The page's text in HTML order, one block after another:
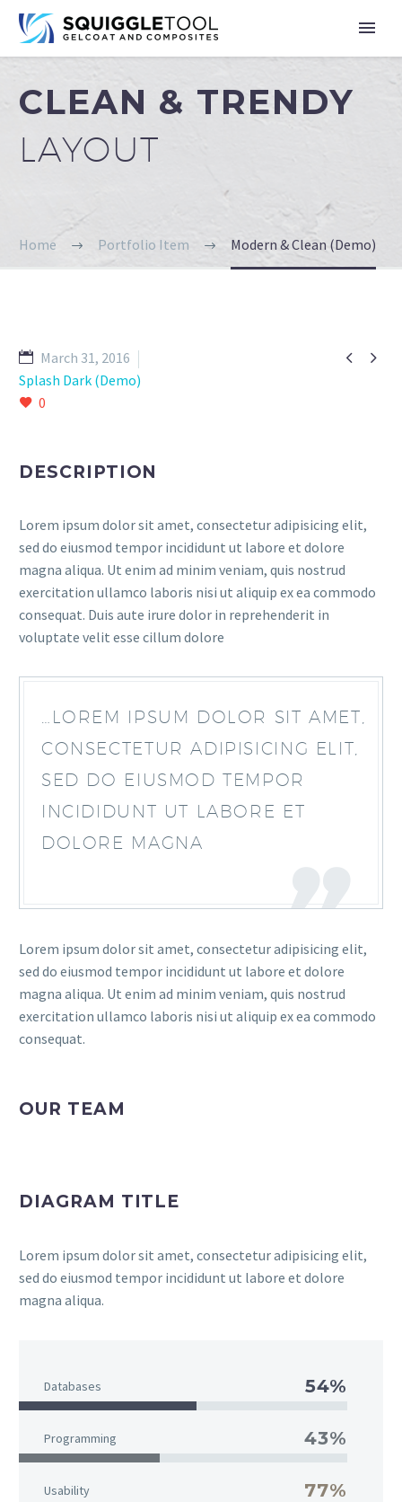
CLEAN & TRENDY
LAYOUT
Home Portfolio Item Modern & Clean (Demo)
 
March 31, 2016
Splash Dark (Demo)
0
DESCRIPTION
Lorem ipsum dolor sit amet, consectetur adipisicing elit,
sed do eiusmod tempor incididunt ut labore et dolore
magna aliqua. Ut enim ad minim veniam, quis nostrud
exercitation ullamco laboris nisi ut aliquip ex ea commodo
consequat. Duis aute irure dolor in reprehenderit in
voluptate velit esse cillum dolore
…LOREM IPSUM DOLOR SIT AMET,
CONSECTETUR ADIPISICING ELIT,
SED DO EIUSMOD TEMPOR
INCIDIDUNT UT LABORE ET
DOLORE MAGNA
Lorem ipsum dolor sit amet, consectetur adipisicing elit,
sed do eiusmod tempor incididunt ut labore et dolore
magna aliqua. Ut enim ad minim veniam, quis nostrud
exercitation ullamco laboris nisi ut aliquip ex ea commodo
consequat.
OUR TEAM
DIAGRAM TITLE
Lorem ipsum dolor sit amet, consectetur adipisicing elit,
sed do eiusmod tempor incididunt ut labore et dolore
magna aliqua.
Databases 54%
Programming 43%
Usability 77%